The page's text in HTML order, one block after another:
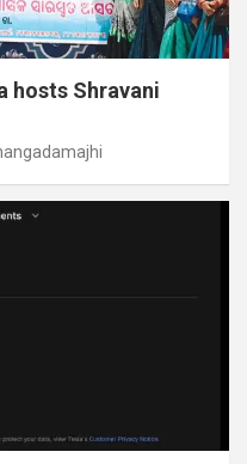
hosts Shravani